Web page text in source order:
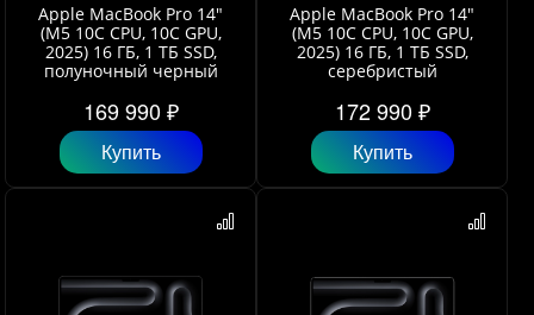
Apple MacBook Pro 14"
(M5 10C CPU, 10C GPU,
2025) 16 ГБ, 1 ТБ SSD,
полуночный черный
169 990 ₽
Купить
Apple MacBook Pro 14"
(M5 10C CPU, 10C GPU,
2025) 16 ГБ, 1 ТБ SSD,
серебристый
172 990 ₽
Купить